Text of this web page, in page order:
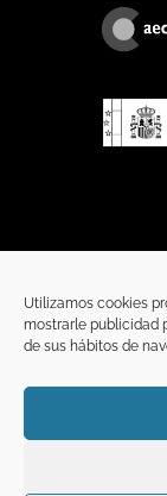
Utilizamos cookies
mostrarle publicidad
de sus hábitos de